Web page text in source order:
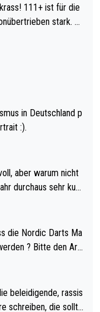
für die
stark. U
in Deutschland p
:).
aber warum nicht
des Weltmei
bei Archie Self letzt
Weltmeister durch
sich das (in Ve
? Bitte den Arti
beleidigende, rassis
schreiben, die sollte